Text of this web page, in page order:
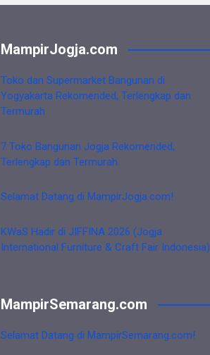
MampirJogja.com
Toko dan Supermarket Bangunan di
Yogyakarta Rekomended, Terlengkap dan
Termurah
7 Toko Bangunan Jogja Rekomended,
Terlengkap dan Termurah
Selamat Datang di MampirJogja.com!
KWaS Hadir di JIFFINA 2026 (Jogja
International Furniture & Craft Fair Indonesia)
MampirSemarang.com
Selamat Datang di MampirSemarang.com!